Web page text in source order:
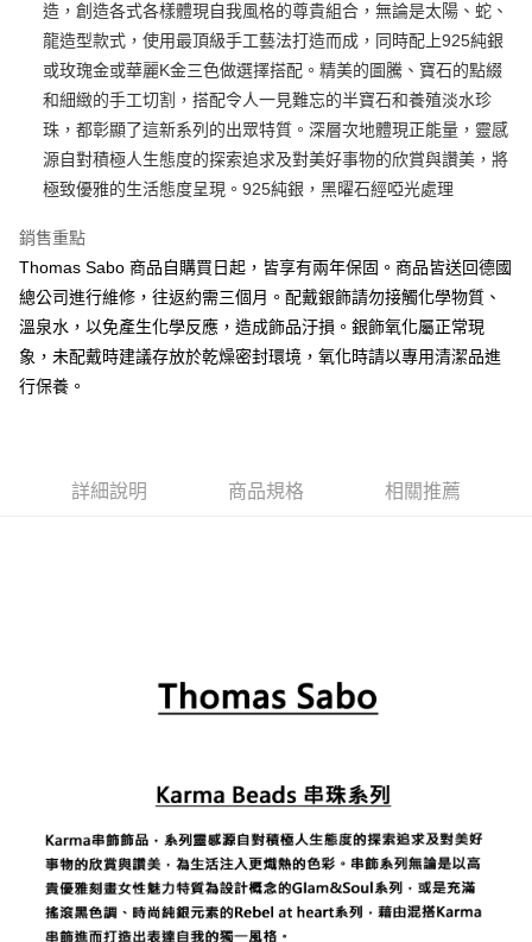
悠遊付
ATM付款
運送方式
黑貓宅急便
每筆NT$100，滿NT$3,000(含以上)免運費
造，創造各式各樣體現自我風格的尊貴組合，無論是太陽、蛇、
龍造型款式，使用最頂級手工藝法打造而成，同時配上925純銀
或玫瑰金或華麗K金三色做選擇搭配。精美的圖騰、寶石的點綴
和細緻的手工切割，搭配令人一見難忘的半寶石和養殖淡水珍
珠，都彰顯了這新系列的出眾特質。深層次地體現正能量，靈感
源自對積極人生態度的探索追求及對美好事物的欣賞與讚美，將
極致優雅的生活態度呈現。925純銀，黑曜石經啞光處理
銷售重點
Thomas Sabo 商品自購買日起，皆享有兩年保固。商品皆送回德國
總公司進行維修，往返約需三個月。配戴銀飾請勿接觸化學物質、
溫泉水，以免產生化學反應，造成飾品汙損。銀飾氧化屬正常現
象，未配戴時建議存放於乾燥密封環境，氧化時請以專用清潔品進
行保養。
詳細說明 商品規格 相關推薦